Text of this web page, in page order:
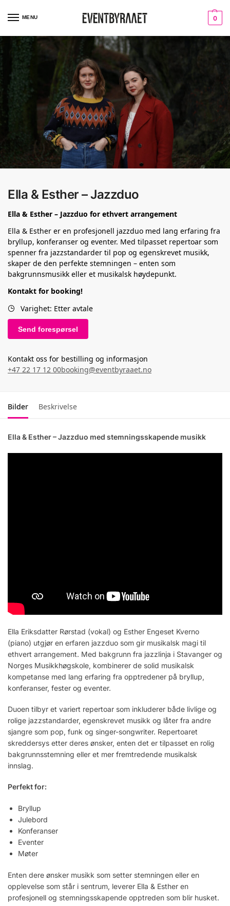
MENU 0
Ella & Esther – Jazzduo
Ella & Esther – Jazzduo for ethvert arrangement
Ella & Esther er en profesjonell jazzduo med lang erfaring fra
bryllup, konferanser og eventer. Med tilpasset repertoar som
spenner fra jazzstandarder til pop og egenskrevet musikk,
skaper de den perfekte stemningen – enten som
bakgrunnsmusikk eller et musikalsk høydepunkt.
Kontakt for booking!
Varighet: Etter avtale
Send forespørsel
Kontakt oss for bestilling og informasjon
+47 22 17 12 00booking@eventbyraaet.no
Bilder Beskrivelse
Ella & Esther – Jazzduo med stemningsskapende musikk
Ella Eriksdatter Rørstad (vokal) og Esther Engeset Kverno
(piano) utgjør en erfaren jazzduo som gir musikalsk magi til
ethvert arrangement. Med bakgrunn fra jazzlinja i Stavanger og
Norges Musikkhøgskole, kombinerer de solid musikalsk
kompetanse med lang erfaring fra opptredener på bryllup,
konferanser, fester og eventer.
Duoen tilbyr et variert repertoar som inkluderer både livlige og
rolige jazzstandarder, egenskrevet musikk og låter fra andre
sjangre som pop, funk og singer-songwriter. Repertoaret
skreddersys etter deres ønsker, enten det er tilpasset en rolig
bakgrunnsstemning eller et mer fremtredende musikalsk
innslag.
Perfekt for:
Bryllup
Julebord
Konferanser
Eventer
Møter
Enten dere ønsker musikk som setter stemningen eller en
opplevelse som står i sentrum, leverer Ella & Esther en
profesjonell og stemningsskapende opptreden som blir husket.